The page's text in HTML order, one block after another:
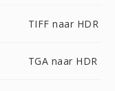
TIFF naar HDR
TGA naar HDR